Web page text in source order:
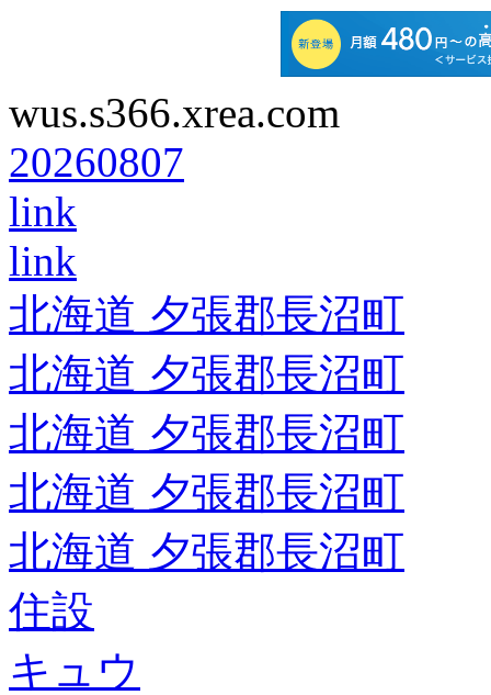
wus.s366.xrea.com
20260807
link
link
北海道 夕張郡長沼町
北海道 夕張郡長沼町
北海道 夕張郡長沼町
北海道 夕張郡長沼町
北海道 夕張郡長沼町
住設
キュウ